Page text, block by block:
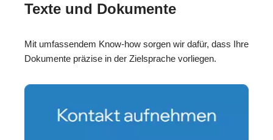
Texte und Dokumente
Mit umfassendem Know-how sorgen wir dafür, dass Ihre
Dokumente präzise in der Zielsprache vorliegen.